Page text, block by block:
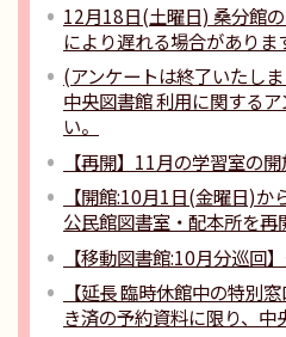
12月18日(土曜日) 桑分館
により遅れる場合がありま
(アンケートは終了いたし
中央図書館 利用に関する
い。
【再開】11月の学習室の
【開館:10月1日(金曜日)か
公民館図書室・配本所を再
【移動図書館:10月分巡回
【延長 臨時休館中の特別
き済の予約資料に限り、中